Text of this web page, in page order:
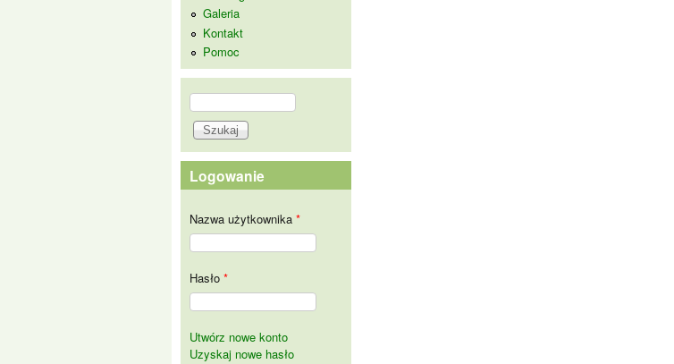
Galeria
Kontakt
Pomoc
Formularz wyszukiwania
Szukaj
Logowanie
Nazwa użytkownika *
Hasło *
Utwórz nowe konto
Uzyskaj nowe hasło